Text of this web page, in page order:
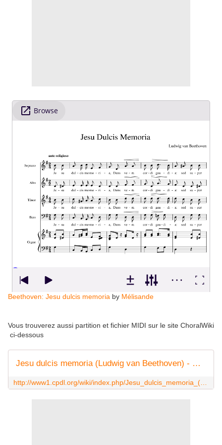
Beethoven: Jesu dulcis memoria by Mélisande
Vous trouverez aussi partition et fichier MIDI sur le site ChoralWiki
ci-dessous
Jesu dulcis memoria (Ludwig van Beethoven) - ChoralWiki